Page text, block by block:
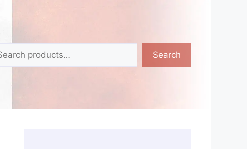
Search